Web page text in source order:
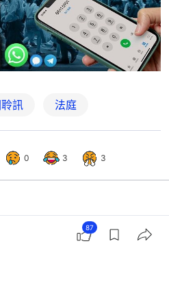
訊 法庭
0 3 3
年暴動 官稱受朋
87